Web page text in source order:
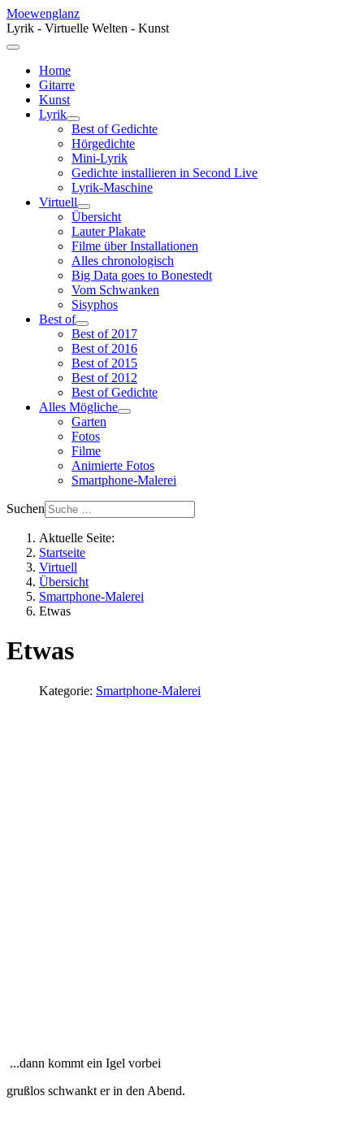
Moewenglanz
Lyrik - Virtuelle Welten - Kunst
Home
Gitarre
Kunst
Lyrik
Best of Gedichte
Hörgedichte
Mini-Lyrik
Gedichte installieren in Second Live
Lyrik-Maschine
Virtuell
Übersicht
Lauter Plakate
Filme über Installationen
Alles chronologisch
Big Data goes to Bonestedt
Vom Schwanken
Sisyphos
Best of
Best of 2017
Best of 2016
Best of 2015
Best of 2012
Best of Gedichte
Alles Mögliche
Garten
Fotos
Filme
Animierte Fotos
Smartphone-Malerei
Suchen
Aktuelle Seite:
Startseite
Virtuell
Übersicht
Smartphone-Malerei
Etwas
Etwas
Kategorie: Smartphone-Malerei
...dann kommt ein Igel vorbei
grußlos schwankt er in den Abend.